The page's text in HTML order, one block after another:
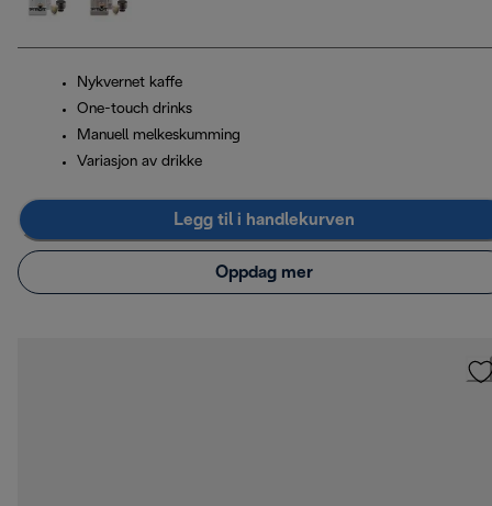
Nykvernet kaffe
One-touch drinks
Manuell melkeskumming
Variasjon av drikke
Legg til i handlekurven
Oppdag mer